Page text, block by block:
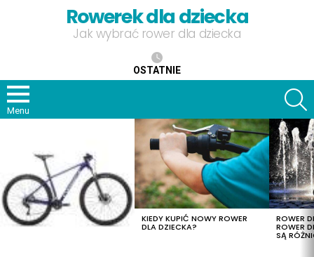
Rowerek dla dziecka
Jak wybrać rower dla dziecka
OSTATNIE
Menu
KIEDY KUPIĆ NOWY ROWER
DLA DZIECKA?
ROWER
ROWER
SĄ